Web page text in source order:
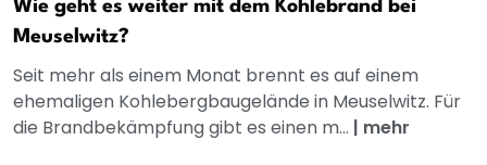
Wie geht es weiter mit dem Kohlebrand bei
Meuselwitz?
Seit mehr als einem Monat brennt es auf einem
ehemaligen Kohlebergbaugelände in Meuselwitz. Für
die Brandbekämpfung gibt es einen m... | mehr